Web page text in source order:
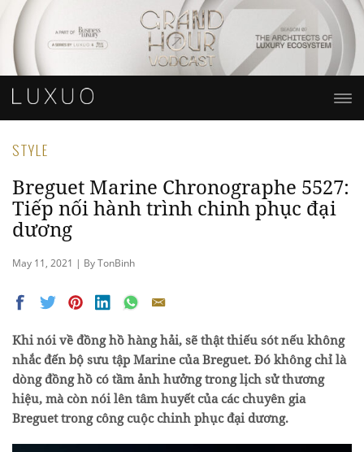
STYLE
Breguet Marine Chronographe 5527:
Tiếp nối hành trình chinh phục đại
dương
May 11, 2021 | By TonBinh
Khi nói về đồng hồ hàng hải, sẽ thật thiếu sót nếu không
nhắc đến bộ sưu tập Marine của Breguet. Đó không chỉ là
dòng đồng hồ có tầm ảnh hưởng trong lịch sử thương
hiệu, mà còn nói lên tâm huyết của các chuyên gia
Breguet trong công cuộc chinh phục đại dương.